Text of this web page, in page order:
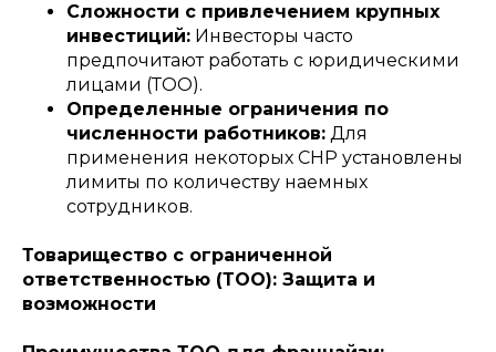
Сложности с привлечением крупных
инвестиций: Инвесторы часто
предпочитают работать с юридическими
лицами (ТОО).
Определенные ограничения по
численности работников: Для
применения некоторых СНР установлены
лимиты по количеству наемных
сотрудников.
Товарищество с ограниченной
ответственностью (ТОО): Защита и
возможности